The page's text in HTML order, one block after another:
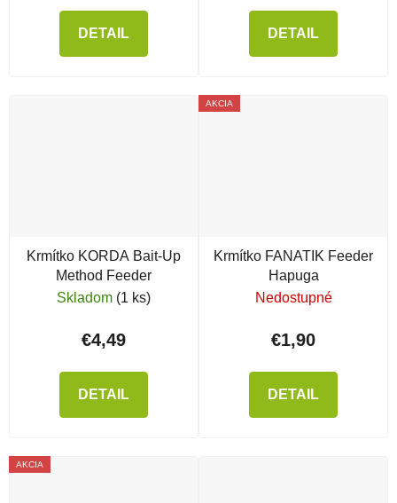
DETAIL DETAIL
Krmítko KORDA Bait-Up
Method Feeder
Skladom (1 ks)
€4,49
DETAIL
AKCIA
Krmítko FANATIK Feeder
Hapuga
Nedostupné
€1,90
DETAIL
AKCIA